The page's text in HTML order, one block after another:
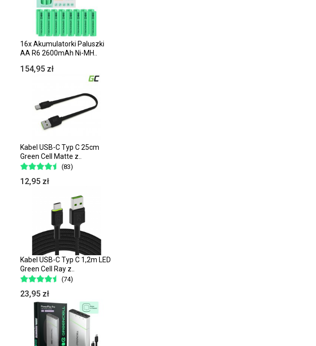
16x Akumulatorki Paluszki
AA R6 2600mAh Ni-MH..
154,95 zł
Kabel USB-C Typ C 25cm
Green Cell Matte z..
(83)
12,95 zł
Kabel USB-C Typ C 1,2m LED
Green Cell Ray z..
(74)
23,95 zł